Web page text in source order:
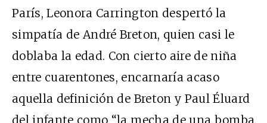
París, Leonora Carrington despertó la
simpatía de André Breton, quien casi le
doblaba la edad. Con cierto aire de niña
entre cuarentones, encarnaría acaso
aquella definición de Breton y Paul Éluard